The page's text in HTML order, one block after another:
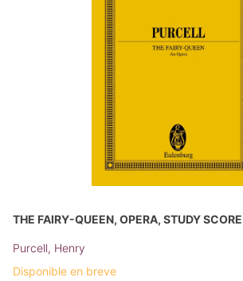
THE FAIRY-QUEEN, OPERA, STUDY SCORE
Purcell, Henry
Disponible en breve